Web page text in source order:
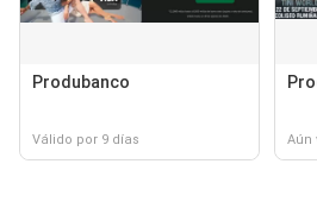
Produbanco
Válido por 9 días Aún